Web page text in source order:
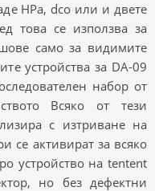
HPa, dco или и двете
това се използва за
само за видимите
устройства за DA-09
набор от
Всяко от тези
с изтриване на
се активират за всяко
устройство на tentent
но без дефектни